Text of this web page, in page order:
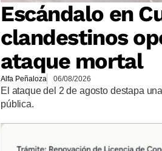
Escándalo en
clandestinos
ataque mortal
Alfa Peñaloza 06/08/2026
El ataque del 2 de agosto destapa
pública.